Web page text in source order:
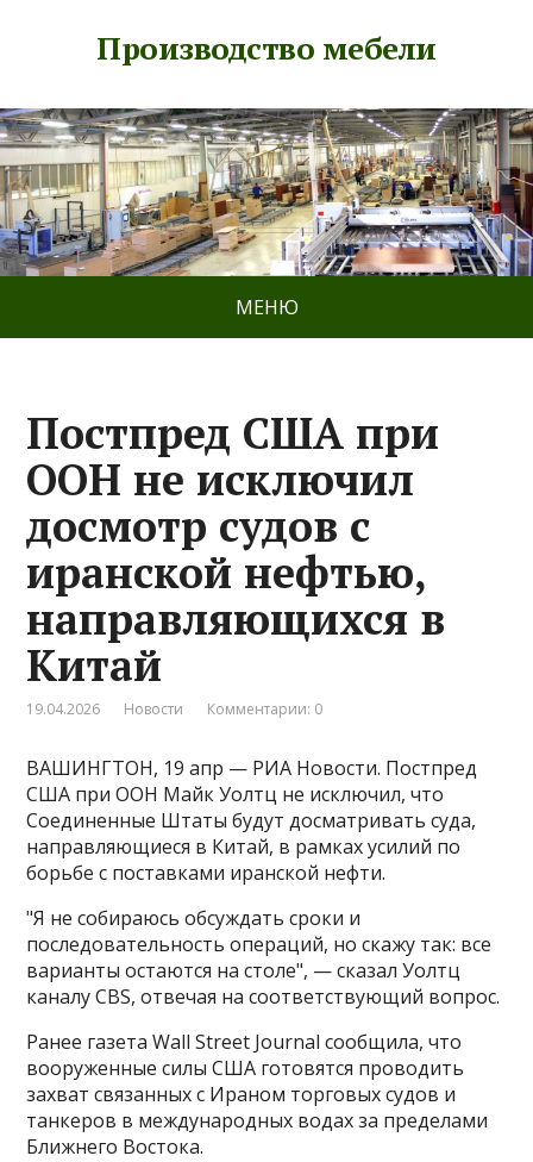
Производство мебели
МЕНЮ
Постпред США при
ООН не исключил
досмотр судов с
иранской нефтью,
направляющихся в
Китай
19.04.2026 Новости Комментарии: 0
ВАШИНГТОН, 19 апр — РИА Новости. Постпред
США при ООН Майк Уолтц не исключил, что
Соединенные Штаты будут досматривать суда,
направляющиеся в Китай, в рамках усилий по
борьбе с поставками иранской нефти.
"Я не собираюсь обсуждать сроки и
последовательность операций, но скажу так: все
варианты остаются на столе", — сказал Уолтц
каналу CBS, отвечая на соответствующий вопрос​​​.
Ранее газета Wall Street Journal сообщила, что
вооруженные силы США готовятся проводить
захват связанных с Ираном торговых судов и
танкеров в международных водах за пределами
Ближнего Востока.